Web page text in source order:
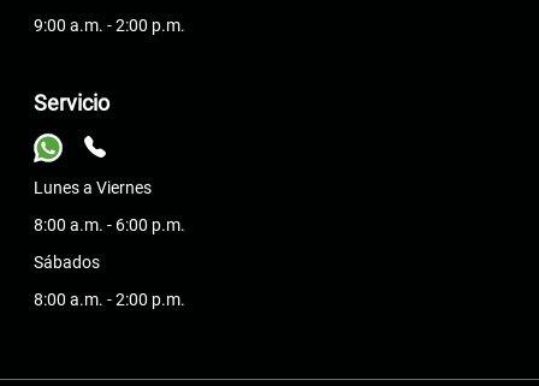
9:00 a.m. - 2:00 p.m.
Servicio
Lunes a Viernes
8:00 a.m. - 6:00 p.m.
Sábados
8:00 a.m. - 2:00 p.m.